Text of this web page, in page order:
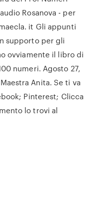
Rosanova - per
it Gli appunti
supporto per gli
ovviamente il libro di
numeri. Agosto 27,
Anita. Se ti va
Pinterest; Clicca
lo trovi al